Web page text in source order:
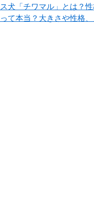
犬「チワマル」とは？
て本当？大きさや性格